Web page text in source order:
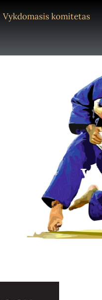
Vykdomasis komitetas